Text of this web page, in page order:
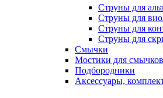
Струны для
Струны для
Струны для
Струны для
Смычки
Мостики для
Подбородники
Аксеcсуары,